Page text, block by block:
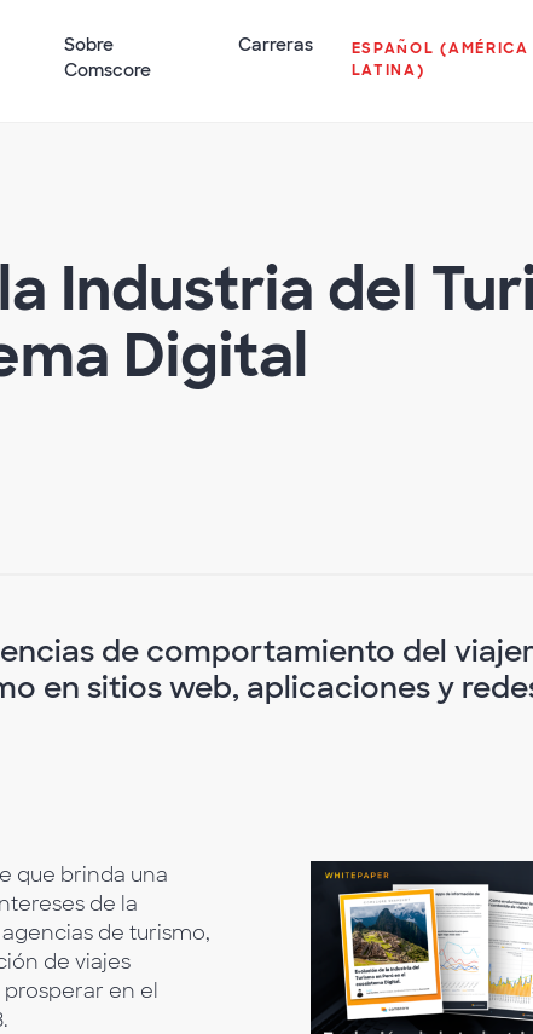
Sobre
Comscore
Carreras
ESPAÑOL (AMÉRICA
LATINA)
Industria del
Digital
de comportamiento del
en sitios web, aplicaciones y
que brinda una
de la
de turismo,
de viajes
en el